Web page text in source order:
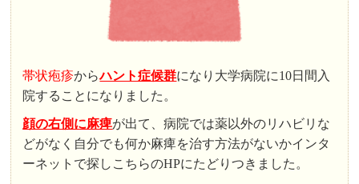
帯状疱疹からハント症候群になり大学病院に10日間入
院することになりました。
顔の右側に麻痺が出て、病院では薬以外のリハビリな
どがなく自分でも何か麻痺を治す方法がないかインタ
ーネットで探しこちらのHPにたどりつきました。